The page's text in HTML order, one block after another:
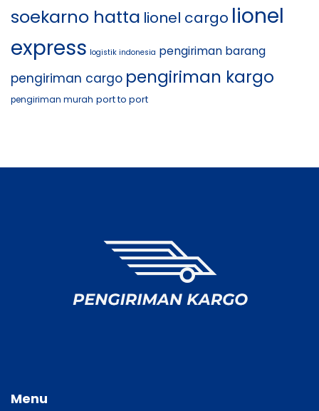
soekarno hatta lionel cargo lionel
express logistik indonesia pengiriman barang
pengiriman cargo pengiriman kargo
pengiriman murah port to port
Menu